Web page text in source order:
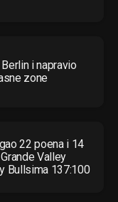
i napravio
zone
22 poena i 14
Valley
Bullsima 137:100